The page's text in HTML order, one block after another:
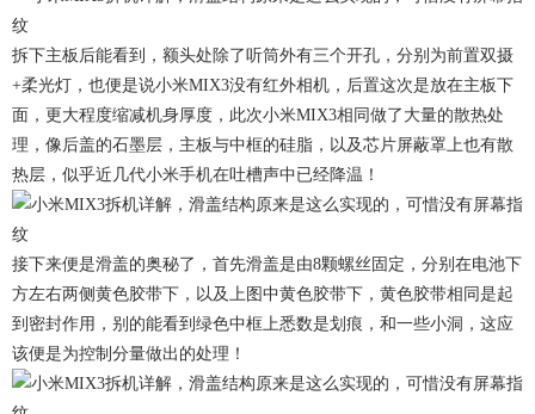
拆下主板后能看到，额头处除了听筒外有三个开孔，分别为前置双摄
+柔光灯，也便是说小米MIX3没有红外相机，后置这次是放在主板下
面，更大程度缩减机身厚度，此次小米MIX3相同做了大量的散热处
理，像后盖的石墨层，主板与中框的硅脂，以及芯片屏蔽罩上也有散
热层，似乎近几代小米手机在吐槽声中已经降温！
接下来便是滑盖的奥秘了，首先滑盖是由8颗螺丝固定，分别在电池下
方左右两侧黄色胶带下，以及上图中黄色胶带下，黄色胶带相同是起
到密封作用，别的能看到绿色中框上悉数是划痕，和一些小洞，这应
该便是为控制分量做出的处理！